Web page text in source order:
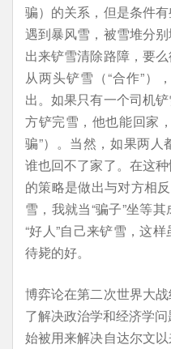
骗）的关系，但是条件
遇到暴风雪，被雪堆分
出来铲雪清除路障，要
从两头铲雪（“合作”）
出。如果只有一个司机
方铲完雪，他也能回家
骗”）。当然，如果两
谁也回不了家了。在这
的策略是做出与对方相
雪，我就当“骗子”坐等
“好人”自己来铲雪，这
待毙的好。
博弈论在第二次世界大
了解决政治学和经济学
始被用来解决自达尔文